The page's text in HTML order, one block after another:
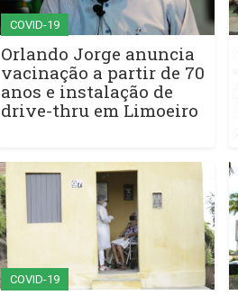
COVID-19
Orlando Jorge anuncia
vacinação a partir de 70
anos e instalação de
drive-thru em Limoeiro
COVID-19